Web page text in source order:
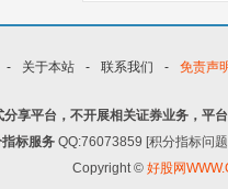
- 关于本站 - 联系我们 - 免责声
享平台，不开展相关证券业务，平
标服务 QQ:76073859 [积分指标问
Copyright © 好股网